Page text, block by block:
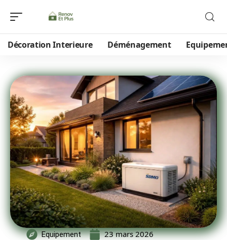
Décoration Interieure Déménagement
Equipement 23 mars 2026